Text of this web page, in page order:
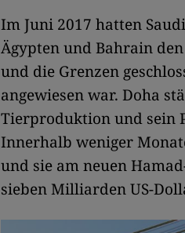
Im Juni 2017 hatten
Ägypten und Bahrain
und die Grenzen
angewiesen war. Doha
Tierproduktion und sein
Innerhalb weniger
und sie am neuen
sieben Milliarden US-